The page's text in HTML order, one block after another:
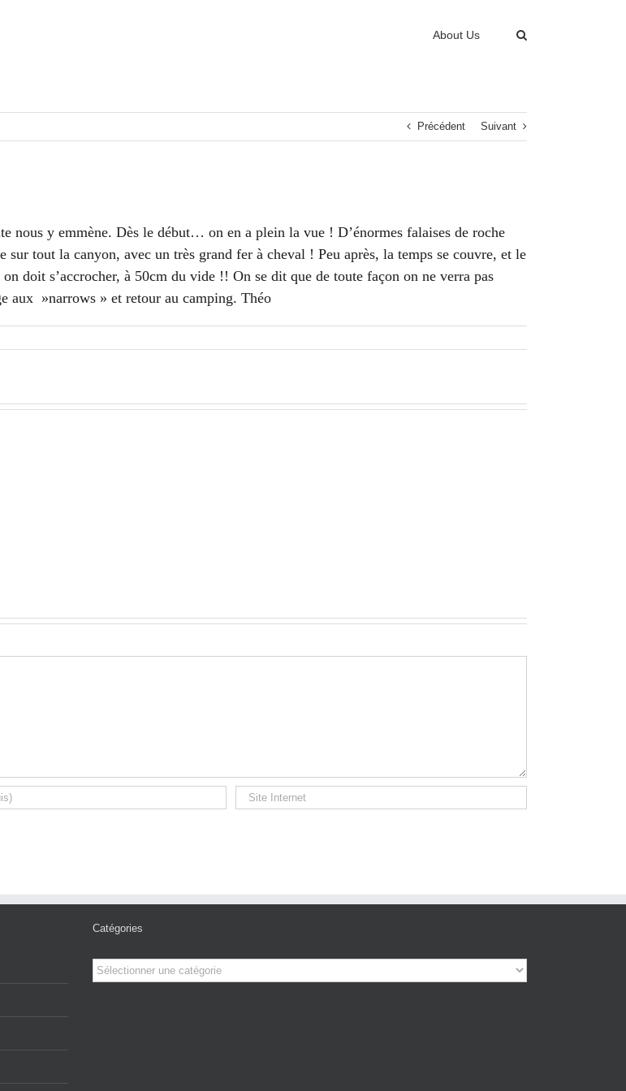
About Us
Précédent Suivant
nous y emmène. Dès le début… on en a plein la vue ! D’énormes falaises de roche
tout la canyon, avec un très grand fer à cheval ! Peu après, la temps se couvre, et le
doit s’accrocher, à 50cm du vide !! On se dit que de toute façon on ne verra pas
aux »narrows » et retour au camping. Théo
Catégories
Catégories